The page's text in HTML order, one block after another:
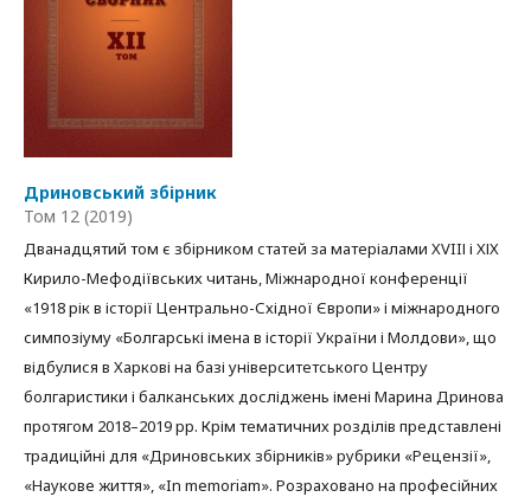
Дриновський збірник
Том 12 (2019)
Дванадцятий том є збірником статей за матеріалами XVIIІ і ХІХ
Кирило-Мефодіївських читань, Міжнародної конференції
«1918 рік в історії Центрально-Східної Європи» і міжнародного
симпозіуму «Болгарські імена в історії України і Молдови», що
відбулися в Харкові на базі університетського Центру
болгаристики і балканських досліджень імені Марина Дринова
протягом 2018–2019 рр. Крім тематичних розділів представлені
традиційні для «Дриновських збірників» рубрики «Рецензії»,
«Наукове життя», «In memoriam». Розраховано на професійних